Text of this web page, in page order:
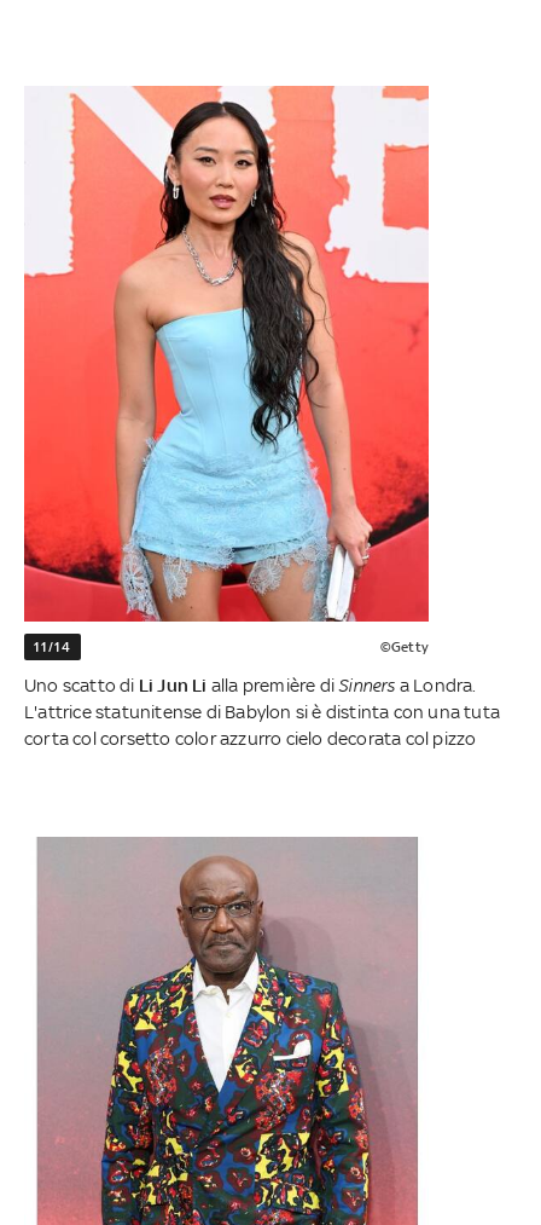
11/14 ©Getty
Uno scatto di Li Jun Li alla première diSinners a Londra.
L'attrice statunitense di Babylon si è distinta con una tuta
corta col corsetto color azzurro cielo decorata col pizzo